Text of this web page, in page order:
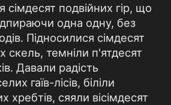
сімдесят подвійних гір, що
одна одну, без
Підносилися сімдесят
скель, темніли п'ятдесят
Давали радість
гаїв-лісів, біліли
хребтів, сяяли вісімдесят